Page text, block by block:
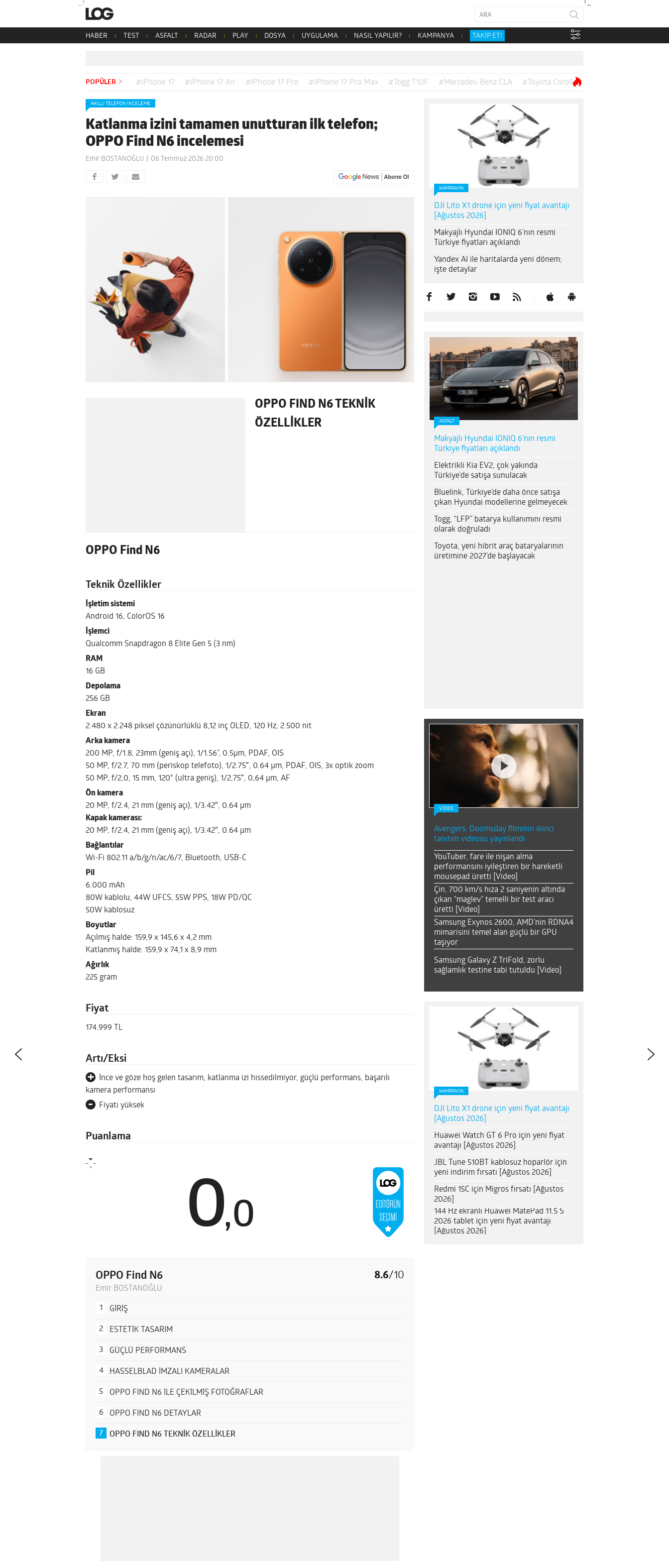
HABER TEST ASFALT RADAR PLAY DOSYA UYGULAMA NASIL YAPILIR? KAMPANYA TAKİP ET!
POPÜLER #iPhone 17 #iPhone 17 Air #iPhone 17 Pro #iPhone 17 Pro Max #Togg T10F #Mercedes-Benz CLA #Toyota Corolla
AKILLI TELEFON İNCELEME
Katlanma izini tamamen unutturan ilk telefon;
OPPO Find N6 incelemesi
Emir BOSTANOĞLU 06 Temmuz 2026 20:00
OPPO FIND N6 TEKNİK
ÖZELLİKLER
OPPO Find N6
Teknik Özellikler
İşletim sistemi
Android 16, ColorOS 16
İşlemci
Qualcomm Snapdragon 8 Elite Gen 5 (3 nm)
RAM
16 GB
Depolama
256 GB
Ekran
2.480 x 2.248 piksel çözünürlüklü 8,12 inç OLED, 120 Hz, 2.500 nit
Arka kamera
200 MP, f/1.8, 23mm (geniş açı), 1/1.56”, 0.5µm, PDAF, OIS
50 MP, f/2.7, 70 mm (periskop telefoto), 1/2.75″, 0.64 µm, PDAF, OIS, 3x optik zoom
50 MP, f/2,0, 15 mm, 120˚ (ultra geniş), 1/2,75″, 0,64 µm, AF
Ön kamera
20 MP, f/2.4, 21 mm (geniş açı), 1/3.42″, 0.64 µm
Kapak kamerası:
20 MP, f/2.4, 21 mm (geniş açı), 1/3.42″, 0.64 µm
Bağlantılar
Wi-Fi 802.11 a/b/g/n/ac/6/7, Bluetooth, USB-C
Pil
6.000 mAh
80W kablolu, 44W UFCS, 55W PPS, 18W PD/QC
50W kablosuz
Boyutlar
Açılmış halde: 159,9 x 145,6 x 4,2 mm
Katlanmış halde: 159,9 x 74,1 x 8,9 mm
Ağırlık
225 gram
Fiyat
174.999 TL
Artı/Eksi
+
İnce ve göze hoş gelen tasarım, katlanma izi hissedilmiyor, güçlü performans, başarılı
kamera performansı
- Fiyatı yüksek
Puanlama
0
,0
OPPO Find N6 8.6/10
Emir BOSTANOĞLU
GİRİŞ
ESTETİK TASARIM
GÜÇLÜ PERFORMANS
HASSELBLAD İMZALI KAMERALAR
OPPO FIND N6 İLE ÇEKİLMİŞ FOTOĞRAFLAR
OPPO FIND N6 DETAYLAR
OPPO FIND N6 TEKNİK ÖZELLİKLER
KAMPANYA
DJI Lito X1 drone için yeni fiyat avantajı
[Ağustos 2026]
Makyajlı Hyundai IONIQ 6’nın resmi
Türkiye fiyatları açıklandı
Yandex AI ile haritalarda yeni dönem;
işte detaylar
ASFALT
Makyajlı Hyundai IONIQ 6’nın resmi
Türkiye fiyatları açıklandı
Elektrikli Kia EV2, çok yakında
Türkiye’de satışa sunulacak
Bluelink, Türkiye’de daha önce satışa
çıkan Hyundai modellerine gelmeyecek
Togg, “LFP” batarya kullanımını resmi
olarak doğruladı
Toyota, yeni hibrit araç bataryalarının
üretimine 2027’de başlayacak
VİDEO
Avengers: Doomsday filminin ikinci
tanıtım videosu yayınlandı
YouTuber, fare ile nişan alma
performansını iyileştiren bir hareketli
mousepad üretti [Video]
Çin, 700 km/s hıza 2 saniyenin altında
çıkan “maglev” temelli bir test aracı
üretti [Video]
Samsung Exynos 2600, AMD’nin RDNA4
mimarisini temel alan güçlü bir GPU
taşıyor
Samsung Galaxy Z TriFold, zorlu
sağlamlık testine tabi tutuldu [Video]
KAMPANYA
DJI Lito X1 drone için yeni fiyat avantajı
[Ağustos 2026]
Huawei Watch GT 6 Pro için yeni fiyat
avantajı [Ağustos 2026]
JBL Tune 510BT kablosuz hoparlör için
yeni indirim fırsatı [Ağustos 2026]
Redmi 15C için Migros fırsatı [Ağustos
2026]
144 Hz ekranlı Huawei MatePad 11.5 S
2026 tablet için yeni fiyat avantajı
[Ağustos 2026]